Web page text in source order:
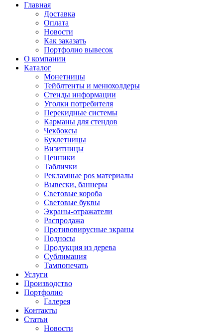
Главная
Доставка
Оплата
Новости
Как заказать
Портфолио вывесок
О компании
Каталог
Монетницы
Тейблтенты и менюхолдеры
Стенды информации
Уголки потребителя
Перекидные системы
Карманы для стендов
Чекбоксы
Буклетницы
Визитницы
Ценники
Таблички
Рекламные pos материалы
Вывески, баннеры
Световые короба
Световые буквы
Экраны-отражатели
Распродажа
Противовирусные экраны
Подносы
Продукция из дерева
Сублимация
Тампопечать
Услуги
Производство
Портфолио
Галерея
Контакты
Статьи
Новости